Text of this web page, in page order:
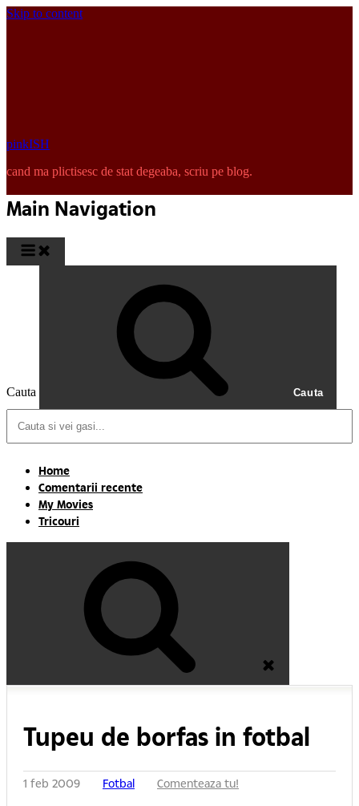
Skip to content
pinkISH
cand ma plictisesc de stat degeaba, scriu pe blog.
Main Navigation
Cauta Cauta
Home
Comentarii recente
My Movies
Tricouri
Tupeu de borfas in fotbal
1 feb 2009 Fotbal Comenteaza tu!